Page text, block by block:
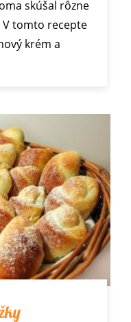
skúšal rôzne
V tomto recepte
krém a